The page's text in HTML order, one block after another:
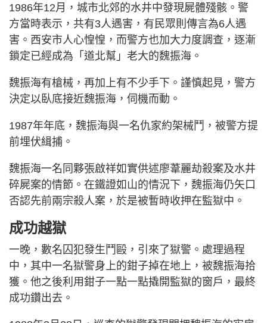
1986年12月，城市北郊的水井中發現屍體殘骸。警
方當時表示，共有3人遇害，有民眾則傳言為6人遇
害。西安市人心惶惶，而警方也加大力度調查，逐漸
鎖定已經成為「道北幫」老大的魏振海。
魏振海有槍械，再加上有不少手下。謹慎起見，警方
決定以臥底接近魏振海，伺機而動。
1987年年底，魏振海與一名仇家約架械鬥，被警方提
前埋伏緝捕。
魏振海一名同夥張啟祥如實供述廖葦麗劫殺案及水井
碎屍案的情節。在鐵證如山的情況下，魏振海仍矢口
否認先前兩宗殺人案，於是被暫時收押在監獄中。
成功越獄
一晚，數名囚犯發生鬥毆，引來了獄警。處理過程
中，其中一名獄警身上的鉗子掉在地上，被魏振海拾
獲。他之後利用鉗子一點一點撬開監獄的窗戶，最終
成功鑽出去。